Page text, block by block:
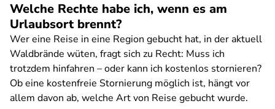
Welche Rechte habe ich, wenn es am
Urlaubsort brennt?
Wer eine Reise in eine Region gebucht hat, in der aktuell
Waldbrände wüten, fragt sich zu Recht: Muss ich
trotzdem hinfahren – oder kann ich kostenlos stornieren?
Ob eine kostenfreie Stornierung möglich ist, hängt vor
allem davon ab, welche Art von Reise gebucht wurde.